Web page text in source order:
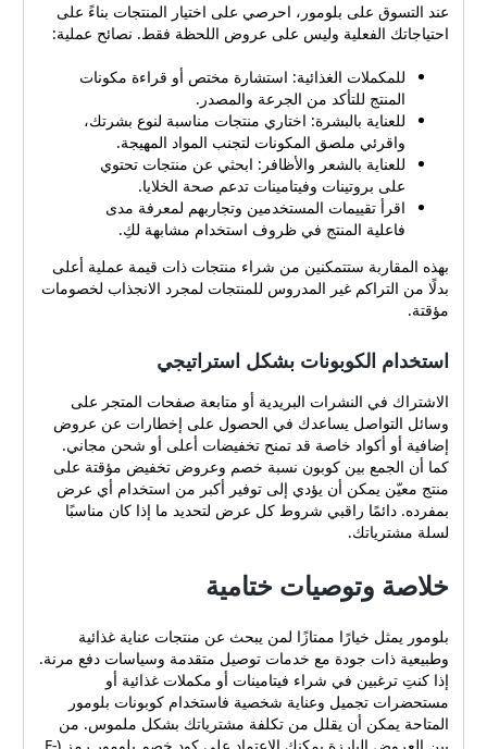
ويُمكن الحصول على توصيل
مجاني للطلبات بقيمة 150
استخدام كوبونات الشحن
المجانية عند توافرها. بالنسبة
للدفع، يدعم المتجر وسائل
متنوعة منها: البطاقات الائتمانية
فيزا وماستركارد. المحافظ
الإلكترونية مثل أبل باي، جوجل
باي، وإس تي سي باي.
بطاقات الخصم المباشر مثل
مدى. خيارات الشراء الآن
والدفع لاحقًا عبر خدمات مثل
إرجاع أو استبدال المنتجات
الاستلام. إذا كان سبب الإرجاع
عيبًا صناعيًا أو تلفًا عند الوصول،
فالتكاليف تكون على المتجر
ويُجرى الإرجاع أو الاستبدال
مجانًا. مع ذلك، إذا تم شراء
المنتج باستخدام كود خصم،
فإن المبلغ المسترد لن يشمل
عند الشراء. خدمة العملاء
واجهتك أي مشكلة عند شراء
منتج أو تفعيل أي كوبون،
يمكنك التواصل مع خدمة عملاء
بلومور عبر رقم الهاتف أو
وسائل التواصل المباشرة
عند التسوق على بلومور، احرصي على اختيار المنتجات بناءً على
احتياجاتك الفعلية وليس على عروض اللحظة فقط. نصائح عملية:
للمكملات الغذائية: استشارة مختص أو قراءة مكونات
المنتج للتأكد من الجرعة والمصدر.
للعناية بالبشرة: اختاري منتجات مناسبة لنوع بشرتك،
واقرئي ملصق المكونات لتجنب المواد المهيجة.
للعناية بالشعر والأظافر: ابحثي عن منتجات تحتوي
على بروتينات وفيتامينات تدعم صحة الخلايا.
اقرأ تقييمات المستخدمين وتجاربهم لمعرفة مدى
فاعلية المنتج في ظروف استخدام مشابهة لكِ.
بهذه المقاربة ستتمكنين من شراء منتجات ذات قيمة عملية أعلى
بدلًا من التراكم غير المدروس للمنتجات لمجرد الانجذاب لخصومات
مؤقتة.
استخدام الكوبونات بشكل استراتيجي
الاشتراك في النشرات البريدية أو متابعة صفحات المتجر على
وسائل التواصل يساعدك في الحصول على إخطارات عن عروض
إضافية أو أكواد خاصة قد تمنح تخفيضات أعلى أو شحن مجاني.
كما أن الجمع بين كوبون نسبة خصم وعروض تخفيض مؤقتة على
منتج معيّن يمكن أن يؤدي إلى توفير أكبر من استخدام أي عرض
بمفرده. دائمًا راقبي شروط كل عرض لتحديد ما إذا كان مناسبًا
لسلة مشترياتك.
خلاصة وتوصيات ختامية
بلومور يمثل خيارًا ممتازًا لمن يبحث عن منتجات عناية غذائية
وطبيعية ذات جودة مع خدمات توصيل متقدمة وسياسات دفع مرنة.
إذا كنتِ ترغبين في شراء فيتامينات أو مكملات غذائية أو
مستحضرات تجميل وعناية شخصية فاستخدام كوبونات بلومور
المتاحة يمكن أن يقلل من تكلفة مشترياتك بشكل ملموس. من